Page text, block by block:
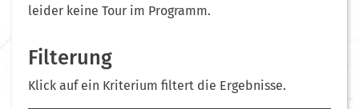
leider keine Tour im Programm.
Filterung
Klick auf ein Kriterium filtert die Ergebnisse.